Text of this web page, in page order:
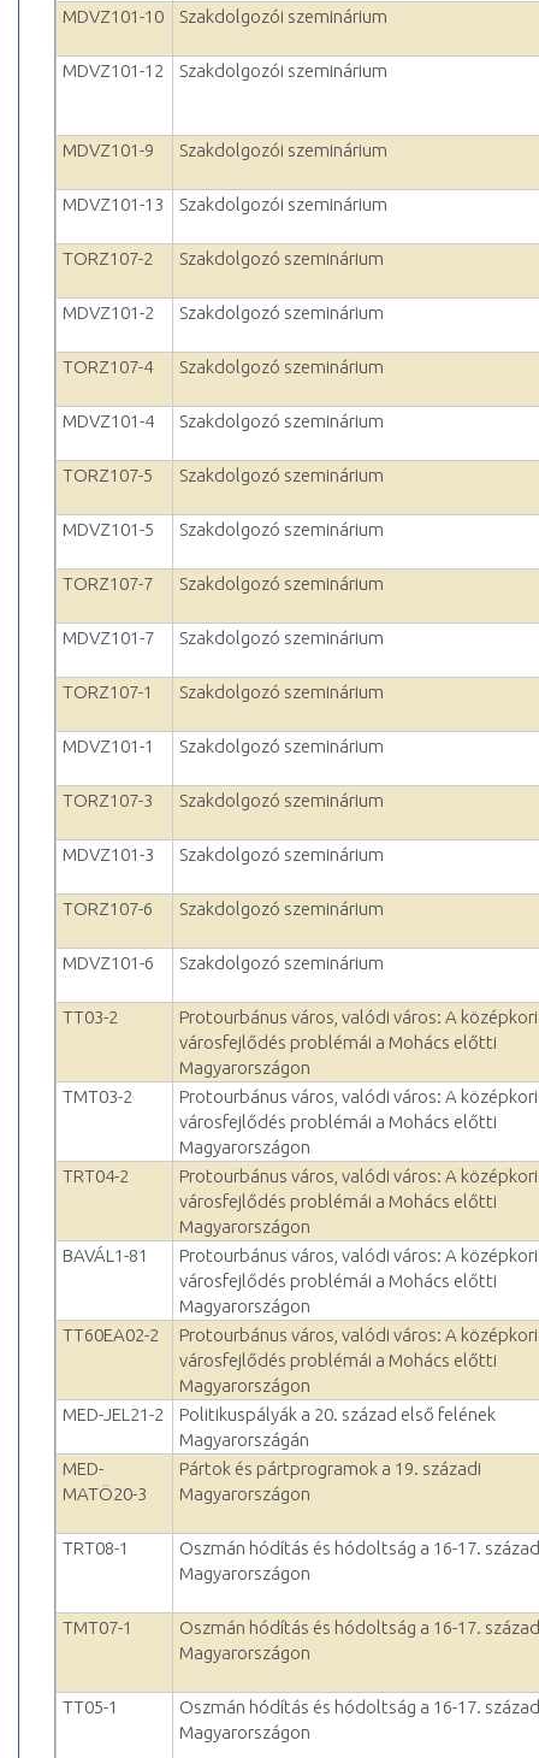
MDVZ101-10 Szakdolgozói szeminárium
MDVZ101-12 Szakdolgozói szeminárium
MDVZ101-9 Szakdolgozói szeminárium
MDVZ101-13 Szakdolgozói szeminárium
TORZ107-2 Szakdolgozó szeminárium
MDVZ101-2 Szakdolgozó szeminárium
TORZ107-4 Szakdolgozó szeminárium
MDVZ101-4 Szakdolgozó szeminárium
TORZ107-5 Szakdolgozó szeminárium
MDVZ101-5 Szakdolgozó szeminárium
TORZ107-7 Szakdolgozó szeminárium
MDVZ101-7 Szakdolgozó szeminárium
TORZ107-1 Szakdolgozó szeminárium
MDVZ101-1 Szakdolgozó szeminárium
TORZ107-3 Szakdolgozó szeminárium
MDVZ101-3 Szakdolgozó szeminárium
TORZ107-6 Szakdolgozó szeminárium
MDVZ101-6 Szakdolgozó szeminárium
TT03-2
Protourbánus város, valódi város: A középkori
városfejlődés problémái a Mohács előtti
Magyarországon
TMT03-2
Protourbánus város, valódi város: A középkori
városfejlődés problémái a Mohács előtti
Magyarországon
TRT04-2
Protourbánus város, valódi város: A középkori
városfejlődés problémái a Mohács előtti
Magyarországon
BAVÁL1-81
Protourbánus város, valódi város: A középkori
városfejlődés problémái a Mohács előtti
Magyarországon
TT60EA02-2
Protourbánus város, valódi város: A középkori
városfejlődés problémái a Mohács előtti
Magyarországon
MED-JEL21-2
Politikuspályák a 20. század első felének
Magyarországán
MED-
MATÖ20-3
Pártok és pártprogramok a 19. századi
Magyarországon
TRT08-1
Oszmán hódítás és hódoltság a 16-17.
Magyarországon
TMT07-1
Oszmán hódítás és hódoltság a 16-17.
Magyarországon
TT05-1
Oszmán hódítás és hódoltság a 16-17.
Magyarországon